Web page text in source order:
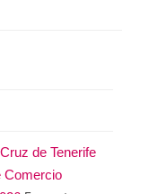
de Tenerife
Comercio